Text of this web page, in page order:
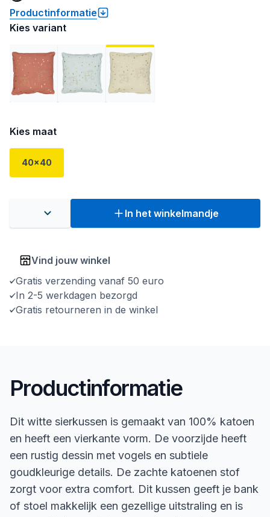
Productinformatie
Kies variant
Kies maat
40x40
In het winkelmandje
Vind jouw winkel
Gratis verzending vanaf 50 euro
In 2-5 werkdagen bezorgd
Gratis retourneren in de winkel
Productinformatie
Dit witte sierkussen is gemaakt van 100% katoen
en heeft een vierkante vorm. De voorzijde heeft
een rustig dessin met vogels en subtiele
goudkleurige details. De zachte katoenen stof
zorgt voor extra comfort. Dit kussen geeft je bank
of stoel makkelijk een gezellige uitstraling en is